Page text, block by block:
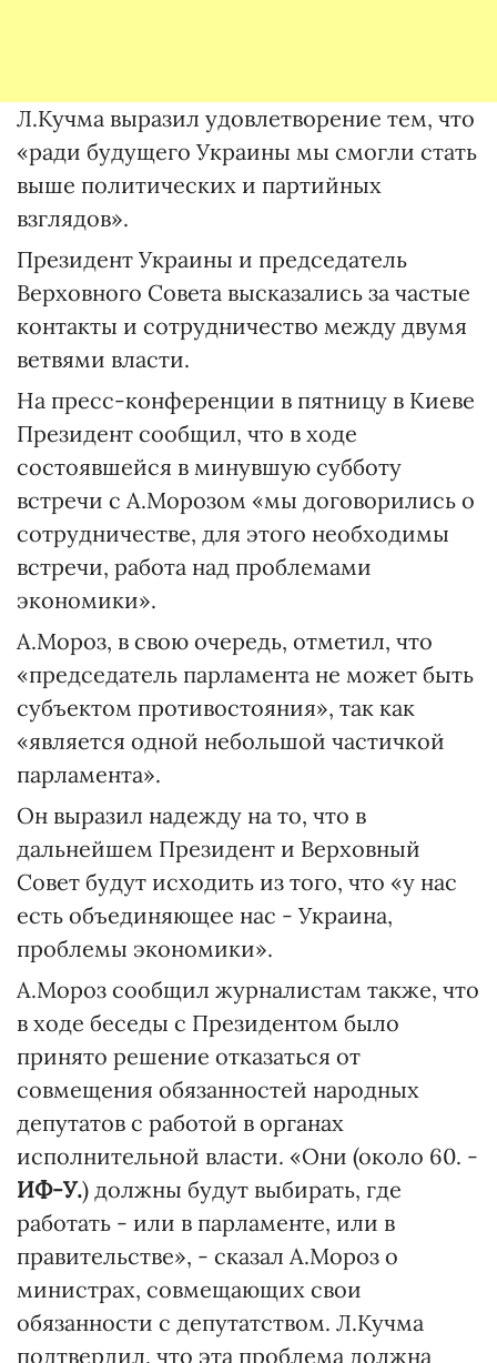
Л.Кучма выразил удовлетворение тем, что
«ради будущего Украины мы смогли стать
выше политических и партийных
взглядов».
Президент Украины и председатель
Верховного Совета высказались за частые
контакты и сотрудничество между двумя
ветвями власти.
На пресс-конференции в пятницу в Киеве
Президент сообщил, что в ходе
состоявшейся в минувшую субботу
встречи с А.Морозом «мы договорились о
сотрудничестве, для этого необходимы
встречи, работа над проблемами
экономики».
А.Мороз, в свою очередь, отметил, что
«председатель парламента не может быть
субъектом противостояния», так как
«является одной небольшой частичкой
парламента».
Он выразил надежду на то, что в
дальнейшем Президент и Верховный
Совет будут исходить из того, что «у нас
есть объединяющее нас - Украина,
проблемы экономики».
А.Мороз сообщил журналистам также, что
в ходе беседы с Президентом было
принято решение отказаться от
совмещения обязанностей народных
депутатов с работой в органах
исполнительной власти. «Они (около 60. -
ИФ-У.) должны будут выбирать, где
работать - или в парламенте, или в
правительстве», - сказал А.Мороз о
министрах, совмещающих свои
обязанности с депутатством. Л.Кучма
подтвердил, что эта проблема должна